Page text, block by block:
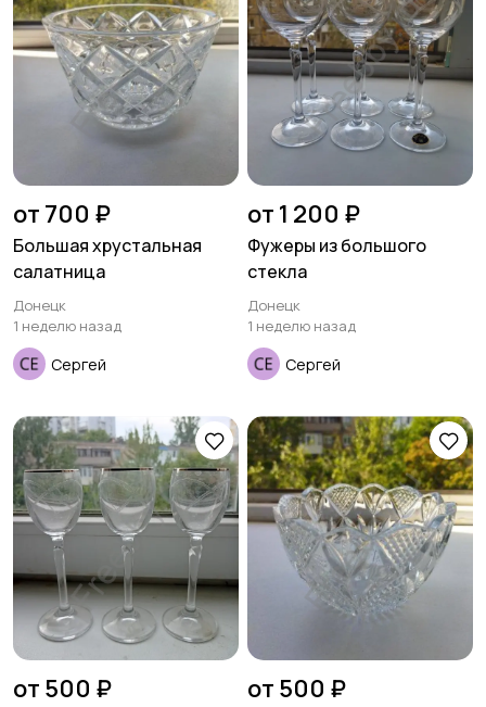
от 700 ₽
Большая хрустальная
салатница
Донецк
1 неделю назад
Сергей
от 1 200 ₽
Фужеры из большого
стекла
Донецк
1 неделю назад
Сергей
от 500 ₽ от 500 ₽